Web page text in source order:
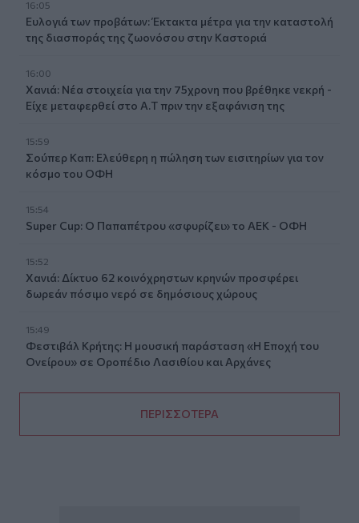
16:05
Ευλογιά των προβάτων: Έκτακτα μέτρα για την καταστολή
της διασποράς της ζωονόσου στην Καστοριά
16:00
Χανιά: Νέα στοιχεία για την 75χρονη που βρέθηκε νεκρή -
Είχε μεταφερθεί στο Α.Τ πριν την εξαφάνιση της
15:59
Σούπερ Καπ: Ελεύθερη η πώληση των εισιτηρίων για τον
κόσμο του ΟΦΗ
15:54
Super Cup: Ο Παπαπέτρου «σφυρίζει» το ΑΕΚ - ΟΦΗ
15:52
Χανιά: Δίκτυο 62 κοινόχρηστων κρηνών προσφέρει
δωρεάν πόσιμο νερό σε δημόσιους χώρους
15:49
Φεστιβάλ Κρήτης: Η μουσική παράσταση «Η Εποχή του
Ονείρου» σε Οροπέδιο Λασιθίου και Αρχάνες
ΠΕΡΙΣΣΟΤΕΡΑ